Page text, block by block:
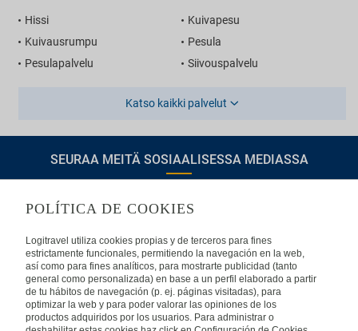
Hissi
Kuivapesu
Kuivausrumpu
Pesula
Pesulapalvelu
Siivouspalvelu
Katso kaikki palvelut
SEURAA MEITÄ SOSIAALISESSA MEDIASSA
TIETOA LOGITRAVELISTA
Usein kysyttyjä kysymyksiä Ota yhteyttä
KÄYTTÖEHDOT
POLÍTICA DE COOKIES
Logitravel utiliza cookies propias y de terceros para fines
estrictamente funcionales, permitiendo la navegación en la web,
así como para fines analíticos, para mostrarte publicidad (tanto
general como personalizada) en base a un perfil elaborado a partir
de tu hábitos de navegación (p. ej. páginas visitadas), para
optimizar la web y para poder valorar las opiniones de los
productos adquiridos por los usuarios. Para administrar o